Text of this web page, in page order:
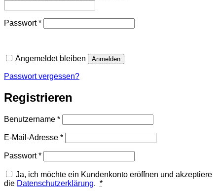
Passwort*Erforderlich
Angemeldet bleiben Anmelden
Passwort vergessen?
Registrieren
Benutzername *Erforderlich
E-Mail-Adresse *Erforderlich
Passwort*Erforderlich
Ja, ich möchte ein Kundenkonto eröffnen und akzeptiere
die Datenschutzerklärung. *